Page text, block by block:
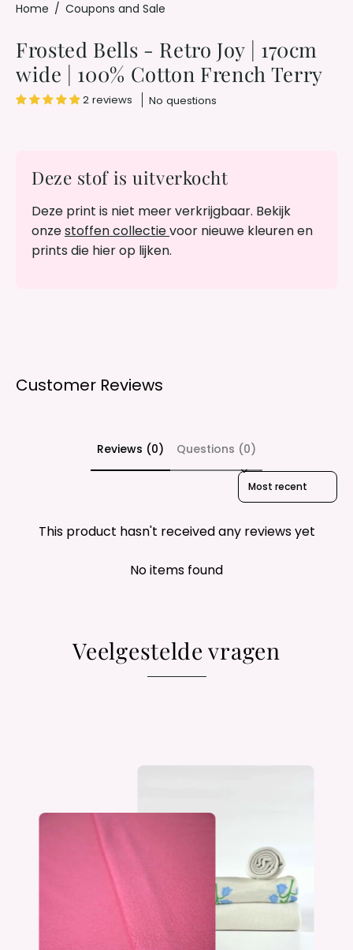
Home / Coupons and Sale
Frosted Bells - Retro Joy | 170cm
wide | 100% Cotton French Terry
2 reviews No questions
Deze stof is uitverkocht
Deze print is niet meer verkrijgbaar. Bekijk
onzestoffen collectievoor nieuwe kleuren en
prints die hier op lijken.
Customer Reviews
Reviews (0) Questions (0)
Sort reviews by
This product hasn't received any reviews yet
No items found
Veelgestelde vragen